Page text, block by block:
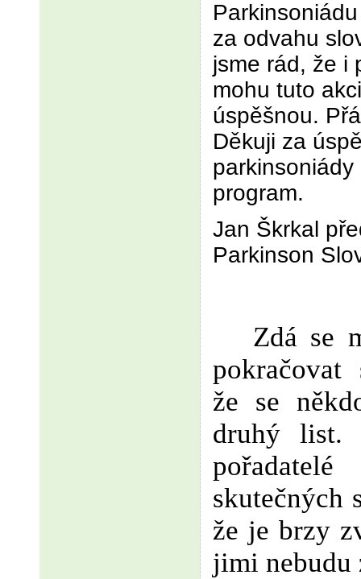
za odvahu
jsme rád, že i
mohu tuto
úspěšnou.
Děkuji za
program.
Jan Škrkal
Parkinson
Zdá se
pokračovat
že se
druhý list.
skutečných
že je brzy
jimi nebudu